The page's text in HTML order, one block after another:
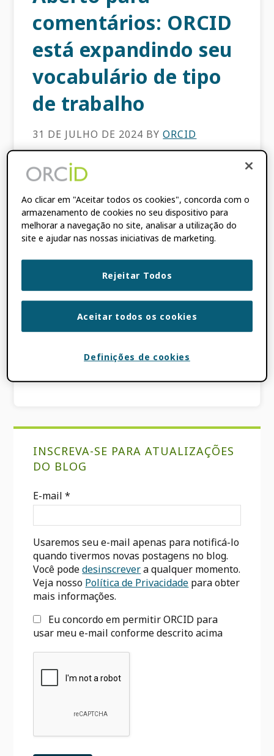
comentários: ORCID
está expandindo seu
vocabulário de tipo
de trabalho
31 DE JULHO DE 2024 BYORCID
No momento em que este artigo foi escrito,
Registro vinculado a 5.8 milhões de
pesquisadores, incluindo artigos de
periódicos, capítulos de livros, trabalhos
apresentados em conferências, conjuntos de
dados e artefatos de software. […]
ARQUIVADO EM:BLOG,ORCID
NOTÍCIAS
TAGGED COM:CASRAI,COMENTÁRIOS
FUNCIONA
primária
INSCREVA-SE PARA ATUALIZAÇÕES
DO BLOG
E-mail*
Usaremos seu e-mail apenas para notificá-lo
quando tivermos novas postagens no blog.
Você podedesinscrevera qualquer momento.
Veja nosso Política de Privacidade para obter
mais informações.
Eu concordo em permitir ORCID para
usar meu e-mail conforme descrito acima
Ao clicar em "Aceitar todos os cookies", concorda com o
armazenamento de cookies no seu dispositivo para
melhorar a navegação no site, analisar a utilização do
site e ajudar nas nossas iniciativas de marketing.
Rejeitar Todos
Aceitar todos os cookies
Definições de cookies